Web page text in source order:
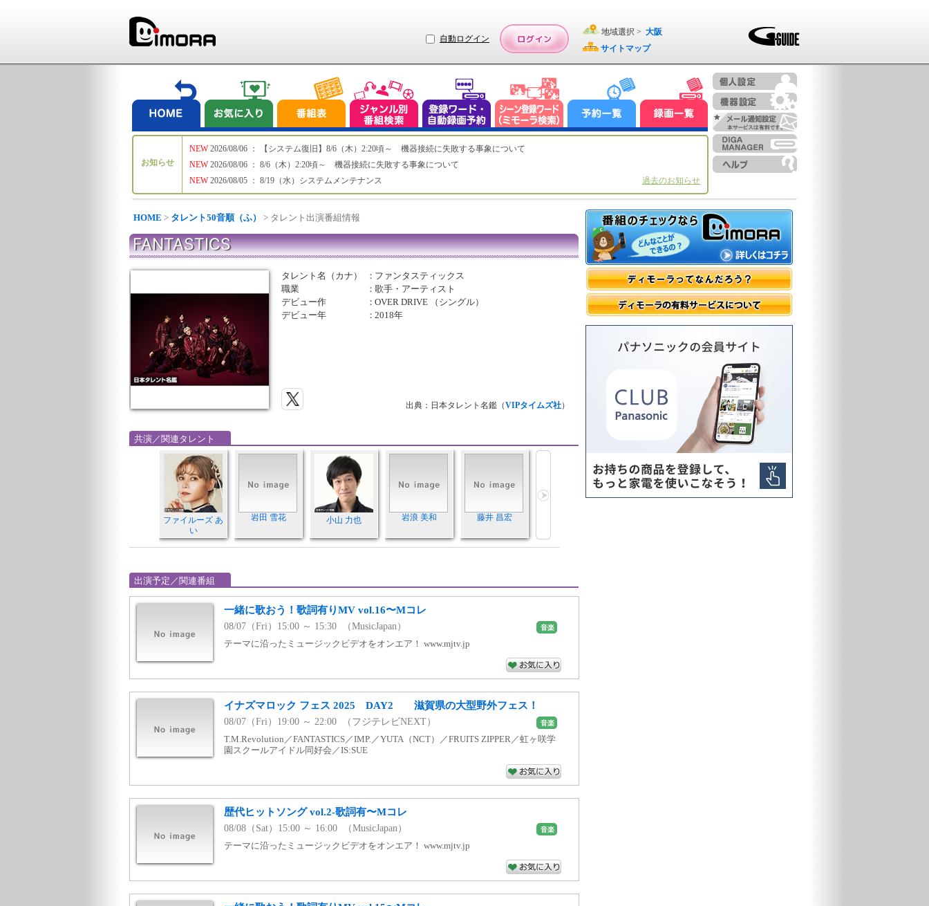
自動ログイン
地域選択 > 大阪
サイトマップ
お知らせ
NEW
NEW
NEW
2026/08/06 ： 【システム復旧】8/6（木）2:20頃～ 機器接続に失敗する事象について
2026/08/06 ： 8/6（木）2:20頃～ 機器接続に失敗する事象について
2026/08/05 ： 8/19（水）システムメンテナンス
過去のお知らせ
HOME > タレント50音順（ふ） > タレント出演番組情報
FANTASTICS
タレント名（カナ） ： ファンタスティックス
職業
：歌手・アーティスト
デビュー作
：OVER DRIVE （シングル）
デビュー年
：2018年
出典：日本タレント名鑑（VIPタイムズ社）
共演／関連タレント
ファイルーズ あ
い
岩田 雪花 小山 力也 岩浪 美和 藤井 昌宏
出演予定／関連番組
一緒に歌おう！歌詞有りMV vol.16〜Mコレ
08/07（Fri）15:00 ～ 15:30 （MusicJapan） 音楽
テーマに沿ったミュージックビデオをオンエア！ www.mjtv.jp
イナズマロック フェス 2025 DAY2 滋賀県の大型野外フェス！
08/07（Fri）19:00 ～ 22:00 （フジテレビNEXT） 音楽
T.M.Revolution／FANTASTICS／IMP.／YUTA（NCT）／FRUITS ZIPPER／虹ヶ咲学
園スクールアイドル同好会／IS:SUE
歴代ヒットソング vol.2-歌詞有〜Mコレ
08/08（Sat）15:00 ～ 16:00 （MusicJapan） 音楽
テーマに沿ったミュージックビデオをオンエア！ www.mjtv.jp